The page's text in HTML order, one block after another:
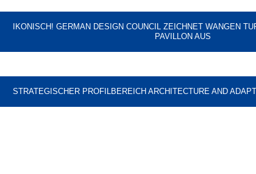
IKONISCH! GERMAN DESIGN COUNCIL ZEICHNET WANGEN
PAVILLON AUS
STRATEGISCHER PROFILBEREICH ARCHITECTURE AND